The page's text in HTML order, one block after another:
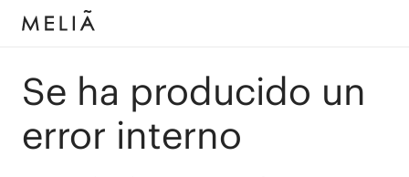
Se ha producido un
error interno